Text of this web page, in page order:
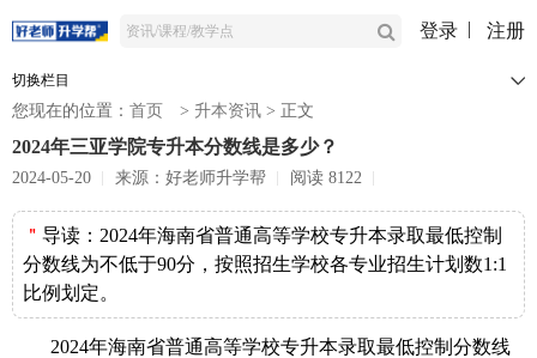
登录 注册
切换栏目
您现在的位置： 首页 > 升本资讯 > 正文
2024年三亚学院专升本分数线是多少？
2024-05-20 来源：好老师升学帮 阅读 8122
＂ 导读： 2024年海南省普通高等学校专升本录取最低控制
分数线为不低于90分，按照招生学校各专业招生计划数1:1
比例划定。
2024年海南省普通高等学校专升本录取最低控制分数线